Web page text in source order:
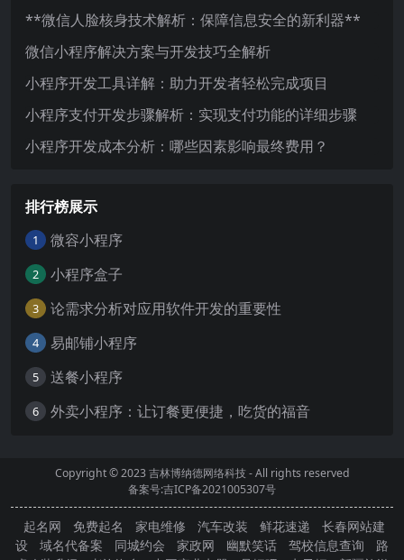
**微信人脸核身技术解析：保障信息安全的新利器**
微信小程序解决方案与开发技巧全解析
小程序开发工具详解：助力开发者轻松完成项目
小程序支付开发步骤解析：实现支付功能的详细步骤
小程序开发成本分析：哪些因素影响最终费用？
排行榜展示
1 微容小程序
2 小程序盒子
3 论需求分析对应用软件开发的重要性
4 易邮铺小程序
5 送餐小程序
6 外卖小程序：让订餐更便捷，吃货的福音
Copyright © 2023吉林博纳德网络科技- All rights reserved
备案号:吉ICP备2021005307号
起名网 免费起名 家电维修 汽车改装 鲜花速递
长春网站建
设
域名代备案 同城约会 家政网 幽默笑话 驾校信息查询
路